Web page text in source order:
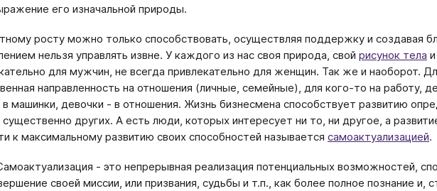
его изначальной природы.
росту можно только способствовать, осуществляя поддержку и создавая
нельзя управлять извне. У каждого из нас своя природа, свой рисунок тела
для мужчин, не всегда привлекательно для женщин. Так же и наоборот.
направленность на отношения (личные, семейные), для кого-то на работу,
в машинки, девочки - в отношения. Жизнь бизнесмена способствует развитию
других. А есть люди, которых интересует ни то, ни другое, а
к максимальному развитию своих способностей называется самоактуализацией.
- это непрерывная реализация потенциальных возможностей,
своей миссии, или призвания, судьбы и т.п., как более полное познание и,